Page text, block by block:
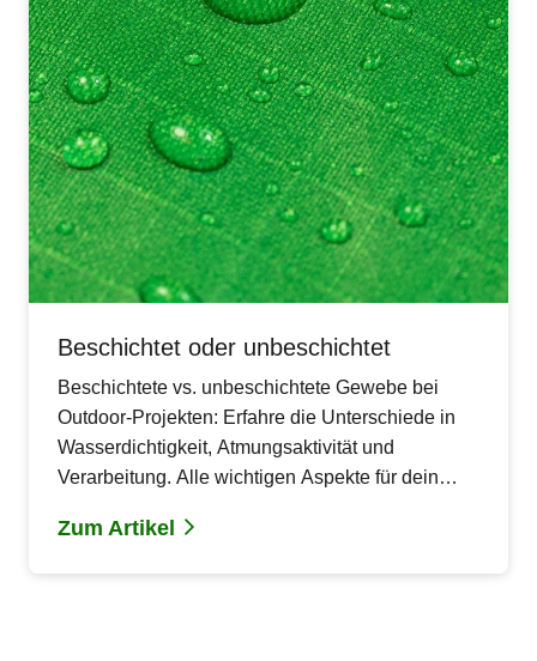
Beschichtet oder unbeschichtet
Beschichtete vs. unbeschichtete Gewebe bei
Outdoor-Projekten: Erfahre die Unterschiede in
Wasserdichtigkeit, Atmungsaktivität und
Verarbeitung. Alle wichtigen Aspekte für dein
Zum Artikel